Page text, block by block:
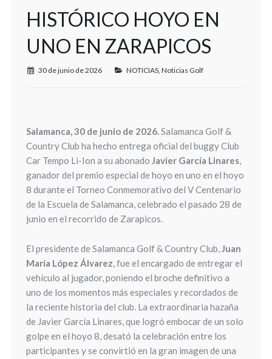
HISTÓRICO HOYO EN
UNO EN ZARAPICOS
30 de junio de 2026 NOTICIAS, Noticias Golf
Salamanca, 30 de junio de 2026.Salamanca Golf &
Country Club ha hecho entrega oficial del buggy Club
Car Tempo Li-Ion a su abonado Javier García Linares,
ganador del premio especial de hoyo en uno en el hoyo
8 durante el Torneo Conmemorativo del V Centenario
de la Escuela de Salamanca, celebrado el pasado 28 de
junio en el recorrido de Zarapicos.
El presidente de Salamanca Golf & Country Club,Juan
María López Álvarez, fue el encargado de entregar el
vehículo al jugador, poniendo el broche definitivo a
uno de los momentos más especiales y recordados de
la reciente historia del club. La extraordinaria hazaña
de Javier García Linares, que logró embocar de un solo
golpe en el hoyo 8, desató la celebración entre los
participantes y se convirtió en la gran imagen de una